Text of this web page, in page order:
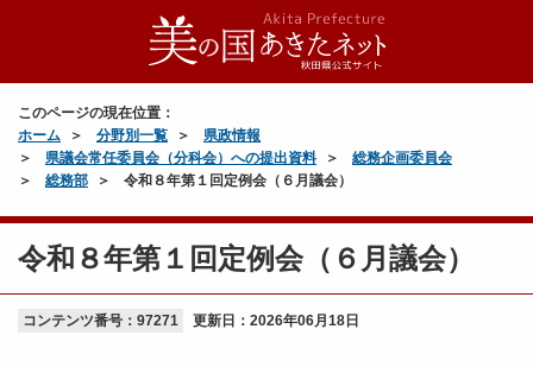
このページの現在位置：
ホーム
分野別一覧
県政情報
県議会常任委員会（分科会）への提出資料
総務企画委員会
総務部
令和８年第１回定例会（６月議会）
令和８年第１回定例会（６月議会）
コンテンツ番号：97271 更新日： 2026年06月18日